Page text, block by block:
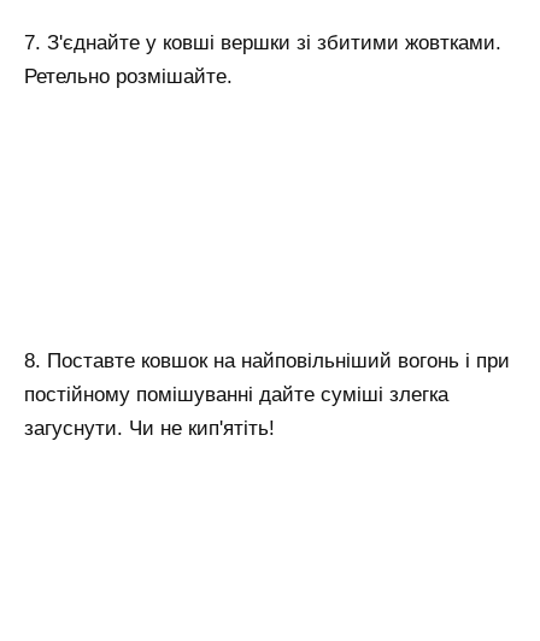
7. З'єднайте у ковші вершки зі збитими жовтками.
Ретельно розмішайте.
8. Поставте ковшок на найповільніший вогонь і при
постійному помішуванні дайте суміші злегка
загуснути. Чи не кип'ятіть!